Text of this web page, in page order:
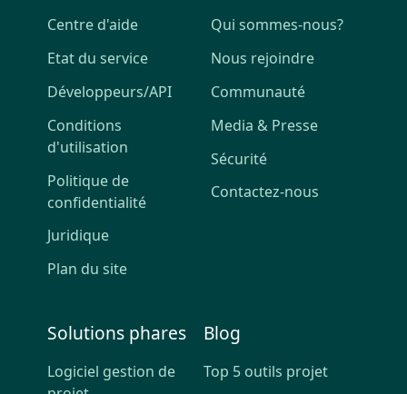
Centre d'aide
Etat du service
Développeurs/API
Conditions
d'utilisation
Politique de
confidentialité
Juridique
Plan du site
Qui sommes-nous?
Nous rejoindre
Communauté
Media & Presse
Sécurité
Contactez-nous
Solutions phares
Logiciel gestion de
Blog
Top 5 outils projet